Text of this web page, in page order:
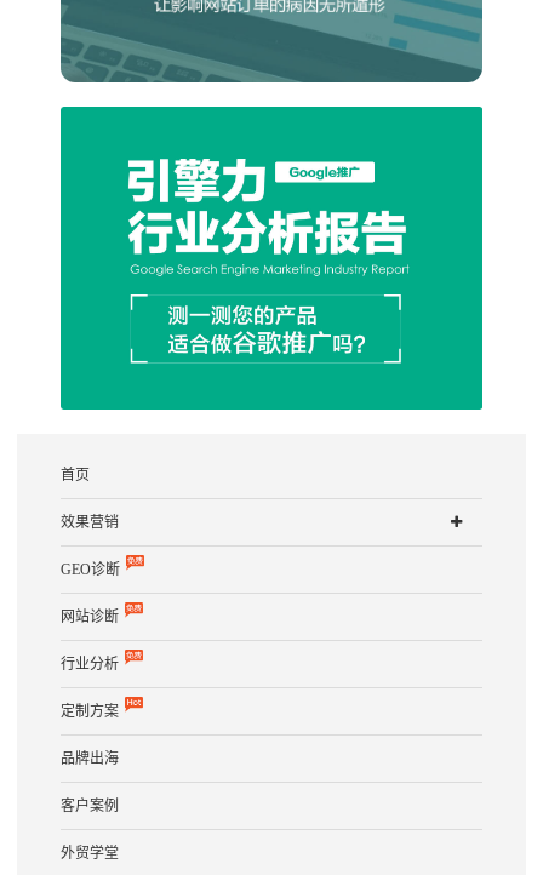
首页
效果营销
GEO诊断
网站诊断
行业分析
定制方案
品牌出海
客户案例
外贸学堂